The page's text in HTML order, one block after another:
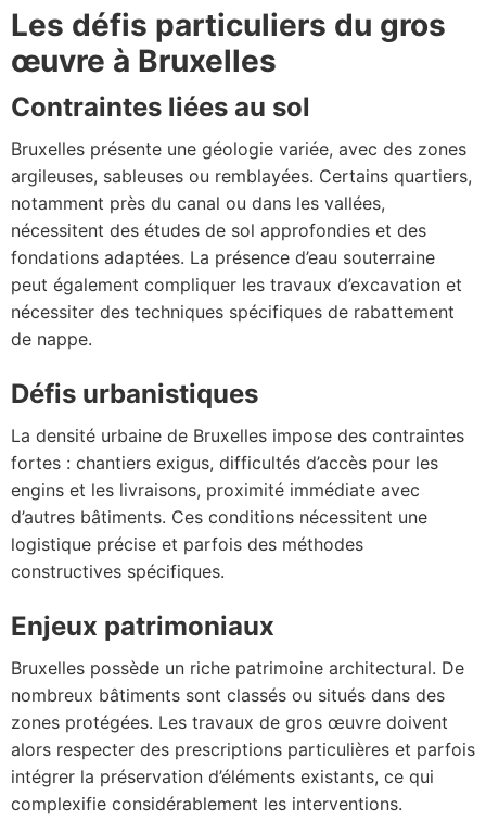
Les défis particuliers du gros
œuvre à Bruxelles
Contraintes liées au sol
Bruxelles présente une géologie variée, avec des zones
argileuses, sableuses ou remblayées. Certains quartiers,
notamment près du canal ou dans les vallées,
nécessitent des études de sol approfondies et des
fondations adaptées. La présence d’eau souterraine
peut également compliquer les travaux d’excavation et
nécessiter des techniques spécifiques de rabattement
de nappe.
Défis urbanistiques
La densité urbaine de Bruxelles impose des contraintes
fortes : chantiers exigus, difficultés d’accès pour les
engins et les livraisons, proximité immédiate avec
d’autres bâtiments. Ces conditions nécessitent une
logistique précise et parfois des méthodes
constructives spécifiques.
Enjeux patrimoniaux
Bruxelles possède un riche patrimoine architectural. De
nombreux bâtiments sont classés ou situés dans des
zones protégées. Les travaux de gros œuvre doivent
alors respecter des prescriptions particulières et parfois
intégrer la préservation d’éléments existants, ce qui
complexifie considérablement les interventions.